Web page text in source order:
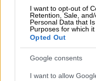
I want to opt-out of
Retention, Sale,
Personal Data that
Purposes for which it
Opted Out
Google consents
I want to allow